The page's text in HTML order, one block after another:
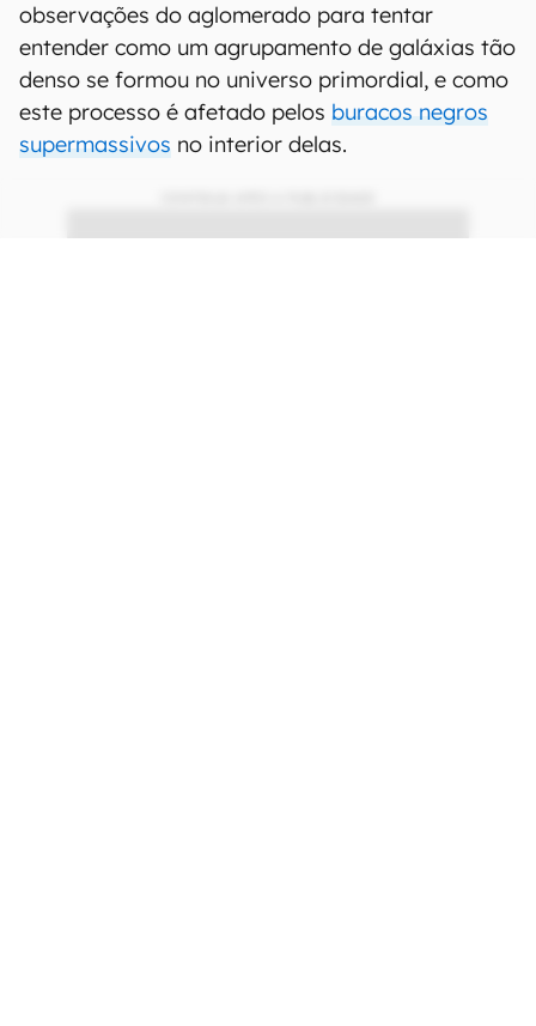
observações do aglomerado para tentar
entender como um agrupamento de galáxias tão
denso se formou no universo primordial, e como
este processo é afetado pelos buracos negros
supermassivos no interior delas.